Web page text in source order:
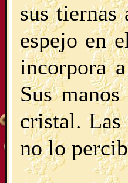
sus tiernas
espejo en
incorpora
Sus
cristal. Las
no lo